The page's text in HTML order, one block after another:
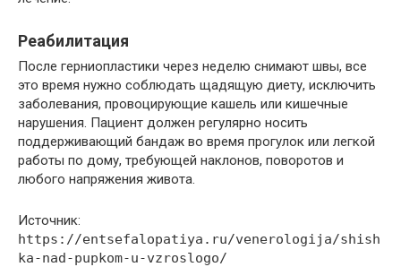
Реабилитация
После герниопластики через неделю снимают швы, все
это время нужно соблюдать щадящую диету, исключить
заболевания, провоцирующие кашель или кишечные
нарушения. Пациент должен регулярно носить
поддерживающий бандаж во время прогулок или легкой
работы по дому, требующей наклонов, поворотов и
любого напряжения живота.
Источник:
https://entsefalopatiya.ru/venerologija/shish
ka-nad-pupkom-u-vzroslogo/